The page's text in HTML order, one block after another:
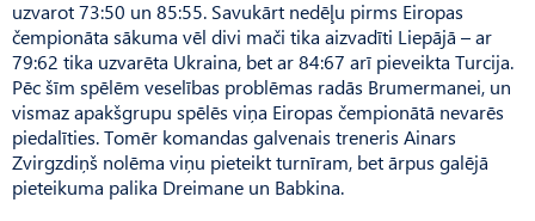
uzvarot 73:50 un 85:55. Savukārt nedēļu pirms Eiropas
čempionāta sākuma vēl divi mači tika aizvadīti Liepājā – ar
79:62 tika uzvarēta Ukraina, bet ar 84:67 arī pieveikta Turcija.
Pēc šīm spēlēm veselības problēmas radās Brumermanei, un
vismaz apakšgrupu spēlēs viņa Eiropas čempionātā nevarēs
piedalīties. Tomēr komandas galvenais treneris Ainars
Zvirgzdiņš nolēma viņu pieteikt turnīram, bet ārpus galējā
pieteikuma palika Dreimane un Babkina.